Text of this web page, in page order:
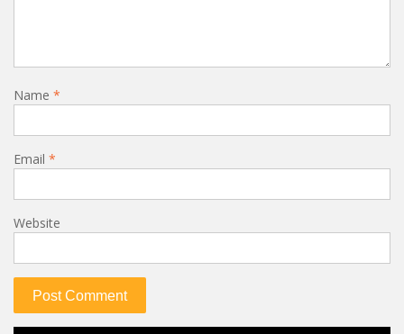
Name *
Email *
Website